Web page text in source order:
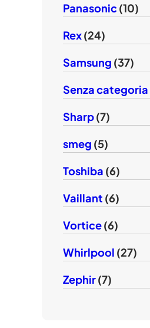
Panasonic(10)
Rex(24)
Samsung (37)
Senza categoria
Sharp(7)
smeg (5)
Toshiba (6)
Vaillant (6)
Vortice(6)
Whirlpool (27)
Zephir(7)